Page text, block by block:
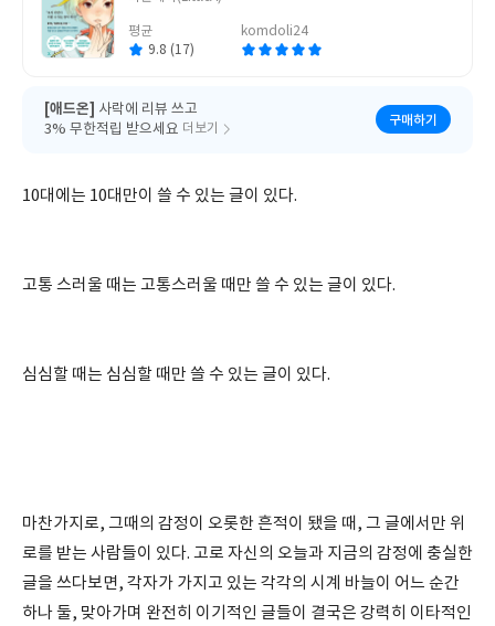
평균
9.8 (17)
komdoli24
[애드온] 사락에 리뷰 쓰고
3% 무한적립 받으세요 더보기
구매하기
10대에는 10대만이 쓸 수 있는 글이 있다.
고통 스러울 때는 고통스러울 때만 쓸 수 있는 글이 있다.
심심할 때는 심심할 때만 쓸 수 있는 글이 있다.
마찬가지로, 그때의 감정이 오롯한 흔적이 됐을 때, 그 글에서만 위
로를 받는 사람들이 있다. 고로 자신의 오늘과 지금의 감정에 충실한
글을 쓰다보면, 각자가 가지고 있는 각각의 시계 바늘이 어느 순간
하나 둘, 맞아가며 완전히 이기적인 글들이 결국은 강력히 이타적인